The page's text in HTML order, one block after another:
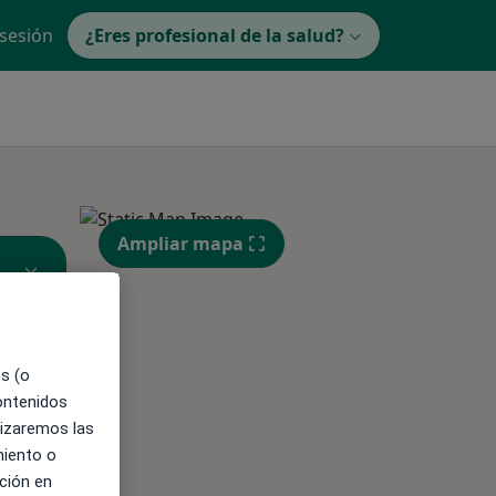
¿Eres profesional de la salud?
Ampliar mapa
(o
las
o
en